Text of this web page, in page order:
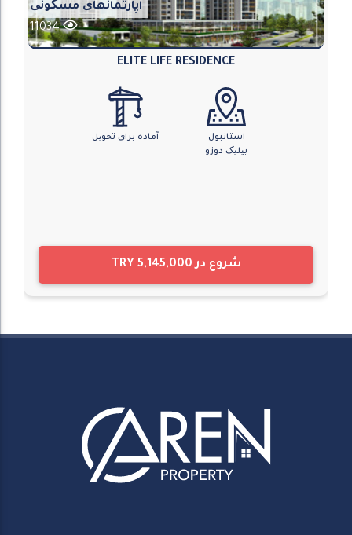
آپارتمانهای مسکونی
11034
ELITE LIFE RESIDENCE
استانبول
بیلیک دوزو
آماده برای تحویل
شروع در TRY 5,145,000